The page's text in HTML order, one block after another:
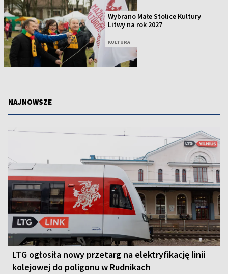
Wybrano Małe Stolice Kultury
Litwy na rok 2027
KULTURA
NAJNOWSZE
LTG ogłosiła nowy przetarg na elektryfikację linii
kolejowej do poligonu w Rudnikach